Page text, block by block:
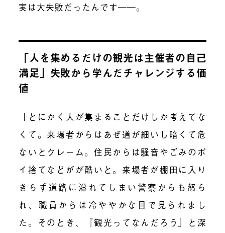
実は大失敗だったんです――。
「人を集めるだけの観光は主催者の自己
満足」失敗から学んだチャレンジする価
値
「とにかく人が集まることだけしか考えてな
くて。来場者からはあぜ道が細いし暗くて危
ないとクレーム。住民からは騒音やごみのポ
イ捨てなどがが酷いと。来場者が棚田に入り
きらず道路に溢れてしまい警察からも怒ら
れ、職員からは冷ややかな目で見られまし
た。そのとき、『観光ってなんだろう』と深